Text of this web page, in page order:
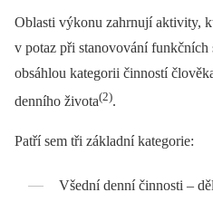
Oblasti výkonu zahrnují aktivity,
v potaz při stanovování funkčních
obsáhlou kategorii činností
denního života(2).
Patří sem tři základní kategorie:
Všední denní činnosti –⁠